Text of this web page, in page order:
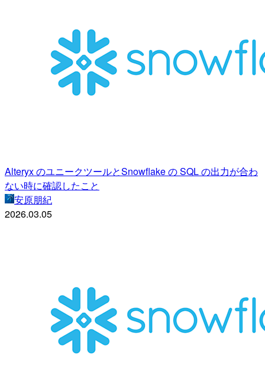
Alteryx のユニークツールとSnowflake の SQL の出力が合わ
ない時に確認したこと
安原朋紀
2026.03.05